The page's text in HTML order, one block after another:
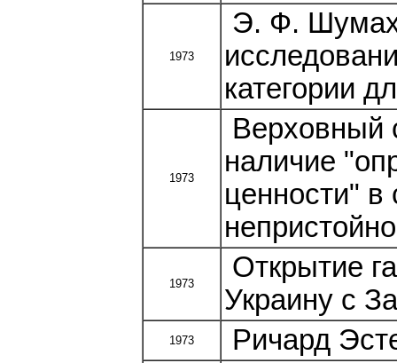
1973
Э. Ф.
категории
1973
Верховный
наличие
ценности" в
1973
Открытие
Украину с
1973 Ричард